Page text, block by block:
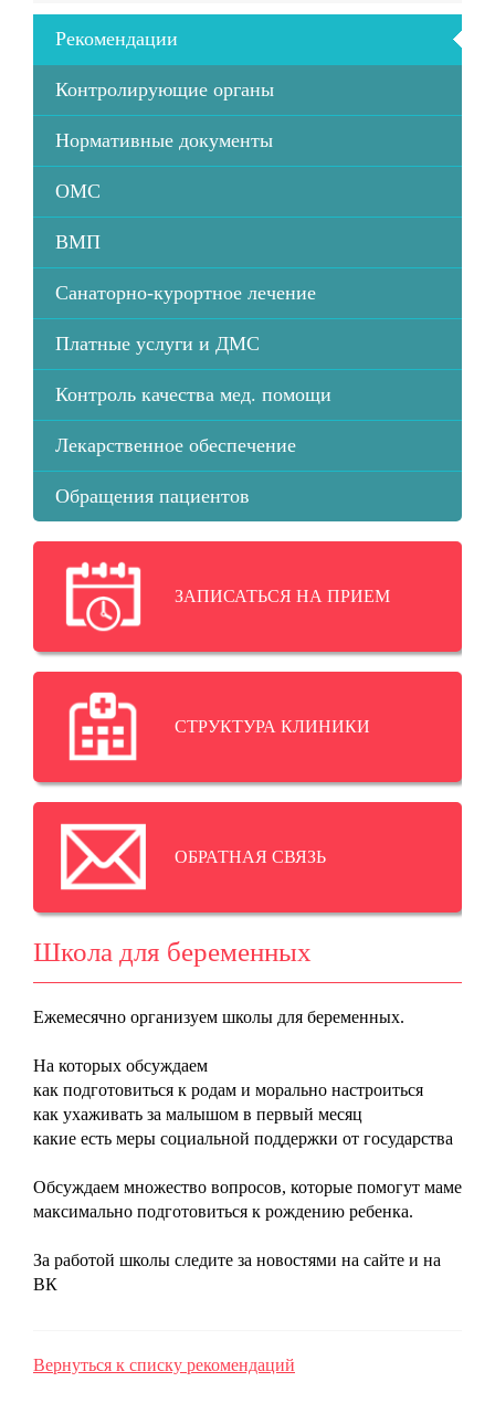
Рекомендации
Контролирующие органы
Нормативные документы
ОМС
ВМП
Санаторно-курортное лечение
Платные услуги и ДМС
Контроль качества мед. помощи
Лекарственное обеспечение
Обращения пациентов
ЗАПИСАТЬСЯ НА ПРИЕМ
СТРУКТУРА КЛИНИКИ
ОБРАТНАЯ СВЯЗЬ
Школа для беременных
Ежемесячно организуем школы для беременных.
На которых обсуждаем
как подготовиться к родам и морально настроиться
как ухаживать за малышом в первый месяц
какие есть меры социальной поддержки от государства
Обсуждаем множество вопросов, которые помогут маме
максимально подготовиться к рождению ребенка.
За работой школы следите за новостями на сайте и на
ВК
Вернуться к списку рекомендаций